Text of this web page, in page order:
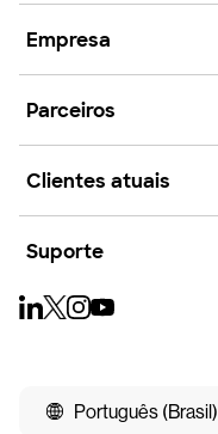
Empresa
Parceiros
Clientes atuais
Suporte
Português (Brasil)